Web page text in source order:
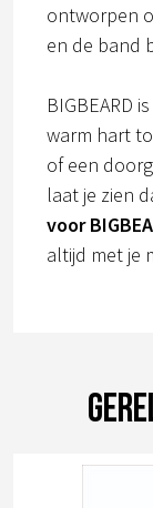
ontworpen
en de band
BIGBEARD
warm hart
of een
laat je zien
voor
altijd met je